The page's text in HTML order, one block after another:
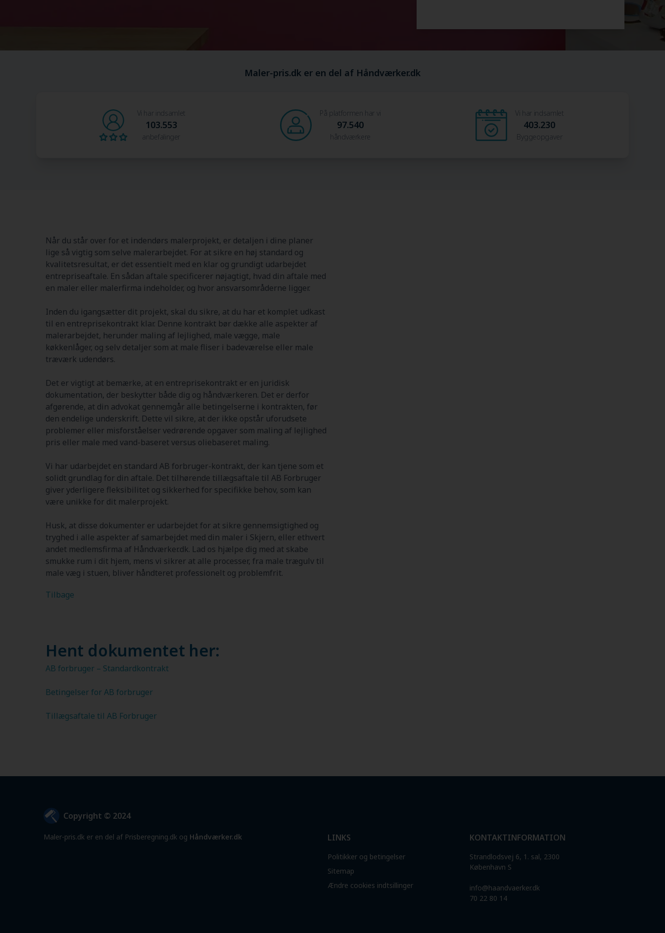
Maler-pris.dk er en del af Håndværker.dk
Vi har indsamlet
103.553
anbefalinger
På platformen har vi
97.540
håndværkere
Vi har indsamlet
403.230
Byggeopgaver
Når du står over for et indendørs malerprojekt, er detaljen i dine planer
lige så vigtig som selve malerarbejdet. For at sikre en høj standard og
kvalitetsresultat, er det essentielt med en klar og grundigt udarbejdet
entrepriseaftale. En sådan aftale specificerer nøjagtigt, hvad din aftale med
en maler eller malerfirma indeholder, og hvor ansvarsområderne ligger.
Inden du igangsætter dit projekt, skal du sikre, at du har et komplet udkast
til en entreprisekontrakt klar. Denne kontrakt bør dække alle aspekter af
malerarbejdet, herunder maling af lejlighed, male vægge, male
køkkenlåger, og selv detaljer som at male fliser i badeværelse eller male
træværk udendørs.
Det er vigtigt at bemærke, at en entreprisekontrakt er en juridisk
dokumentation, der beskytter både dig og håndværkeren. Det er derfor
afgørende, at din advokat gennemgår alle betingelserne i kontrakten, før
den endelige underskrift. Dette vil sikre, at der ikke opstår uforudsete
problemer eller misforståelser vedrørende opgaver som maling af lejlighed
pris eller male med vand-baseret versus oliebaseret maling.
Vi har udarbejdet en standard AB forbruger-kontrakt, der kan tjene som et
solidt grundlag for din aftale. Det tilhørende tillægsaftale til AB Forbruger
giver yderligere fleksibilitet og sikkerhed for specifikke behov, som kan
være unikke for dit malerprojekt.
Husk, at disse dokumenter er udarbejdet for at sikre gennemsigtighed og
tryghed i alle aspekter af samarbejdet med din maler i Skjern, eller ethvert
andet medlemsfirma af Håndværker.dk. Lad os hjælpe dig med at skabe
smukke rum i dit hjem, mens vi sikrer at alle processer, fra male trægulv til
male væg i stuen, bliver håndteret professionelt og problemfrit.
Tilbage
Hent dokumentet her:
AB forbruger – Standardkontrakt
Betingelser for AB forbruger
Tillægsaftale til AB Forbruger
Copyright © 2024
Maler-pris.dk er en del af Prisberegning.dk og Håndværker.dk LINKS
Politikker og betingelser
Sitemap
Ændre cookies indtsillinger
KONTAKTINFORMATION
Strandlodsvej 6, 1. sal, 2300
København S
info@haandvaerker.dk
70 22 80 14